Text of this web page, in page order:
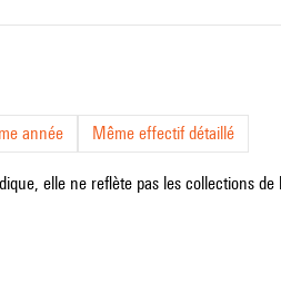
année Même effectif détaillé
elle ne reflète pas les collections